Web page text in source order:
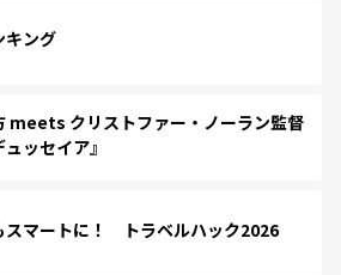
キング
meets クリストファー・ノーラン監督
ッセイア』
スマートに！ トラベルハック2026